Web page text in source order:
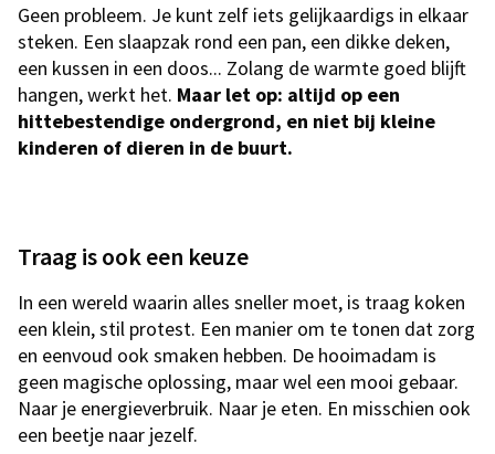
Geen probleem. Je kunt zelf iets gelijkaardigs in elkaar
steken. Een slaapzak rond een pan, een dikke deken,
een kussen in een doos... Zolang de warmte goed blijft
hangen, werkt het. Maar let op: altijd op een
hittebestendige ondergrond, en niet bij kleine
kinderen of dieren in de buurt.
Traag is ook een keuze
In een wereld waarin alles sneller moet, is traag koken
een klein, stil protest. Een manier om te tonen dat zorg
en eenvoud ook smaken hebben. De hooimadam is
geen magische oplossing, maar wel een mooi gebaar.
Naar je energieverbruik. Naar je eten. En misschien ook
een beetje naar jezelf.